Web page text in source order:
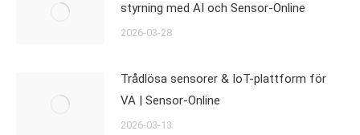
styrning med AI och Sensor-Online
2026-03-28
Trådlösa sensorer & IoT-plattform för
VA | Sensor-Online
2026-03-13